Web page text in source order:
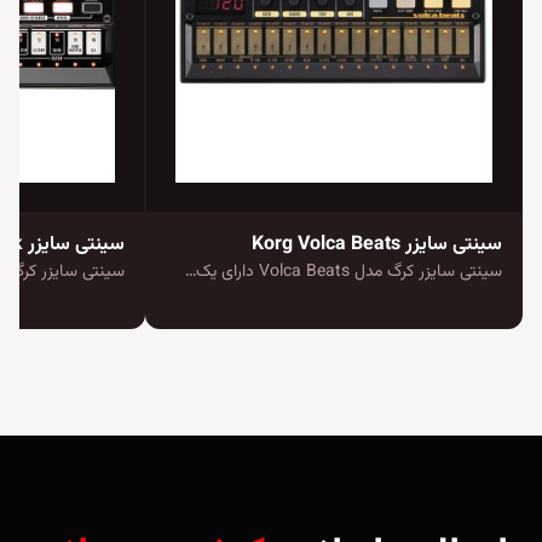
سینتی سایزر Korg Volca Beats
سینتی سایزر کرگ مدل Volca Beats دارای یک…
سینتی سایزر Korg Volca Kick
سینتی سایزر کرگ Korg Volca Kick دارای یک…